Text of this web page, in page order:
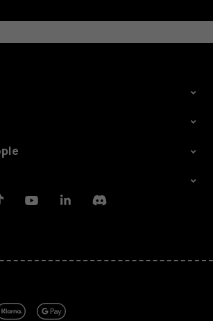
YoutubeLinkedinDiscord